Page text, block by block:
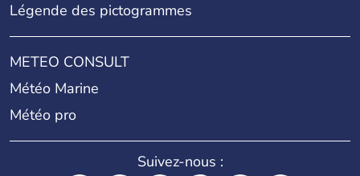
Légende des pictogrammes
METEO CONSULT
Météo Marine
Météo pro
Suivez-nous :